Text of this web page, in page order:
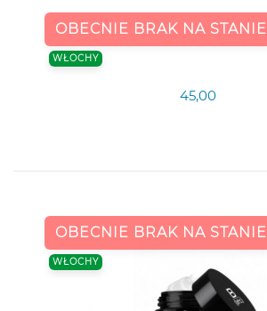
OBECNIE BRAK NA STANIE
WŁOCHY
45,00
OBECNIE BRAK NA STANIE
WŁOCHY